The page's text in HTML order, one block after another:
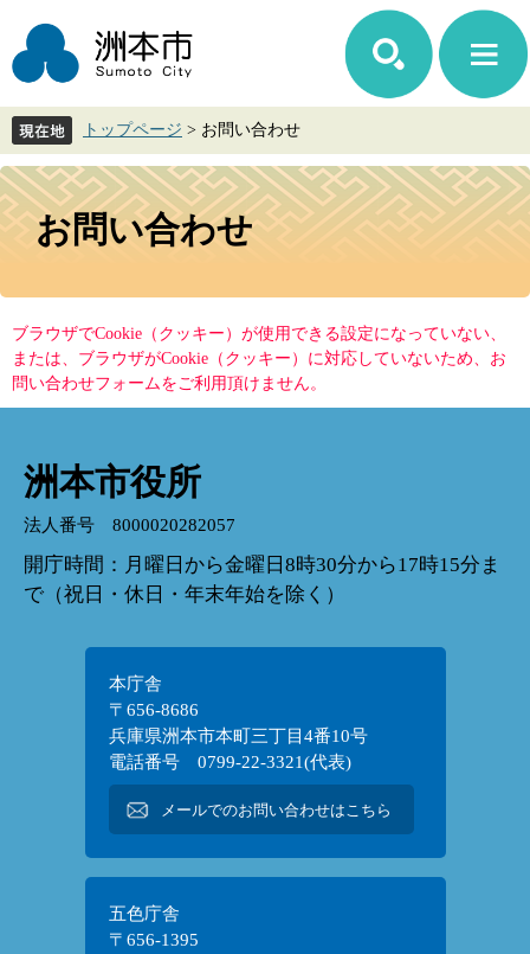
ジ
先
で
す。
ュ
を
ば
し
て
トップページ > お問い合わせ
本
文
お問い合わせ
ブラウザでCookie（クッキー）が使用できる設定になっていない、
または、ブラウザがCookie（クッキー）に対応していないため、お
問い合わせフォームをご利用頂けません。
洲本市役所
法人番号 8000020282057
開庁時間：月曜日から金曜日8時30分から17時15分ま
で（祝日・休日・年末年始を除く）
本庁舎
〒656-8686
兵庫県洲本市本町三丁目4番10号
電話番号 0799-22-3321(代表)
メールでのお問い合わせはこちら
五色庁舎
〒656-1395